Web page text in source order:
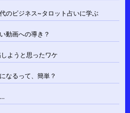
のビジネス~タロット占いに学ぶ
動画への導き？
ようと思ったワケ
なるって、簡単？